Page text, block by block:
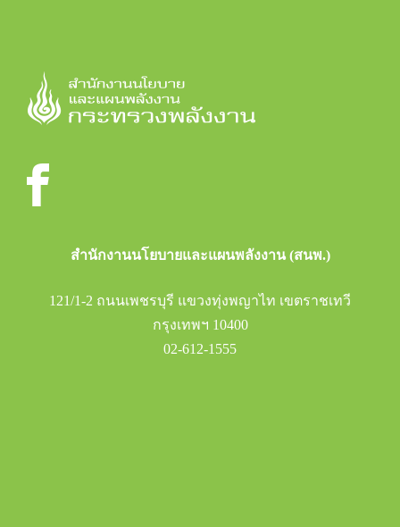
สำนักงานนโยบายและแผนพลังงาน (สนพ.)
121/1-2 ถนนเพชรบุรี แขวงทุ่งพญาไท เขตราชเทวี
กรุงเทพฯ 10400
02-612-1555